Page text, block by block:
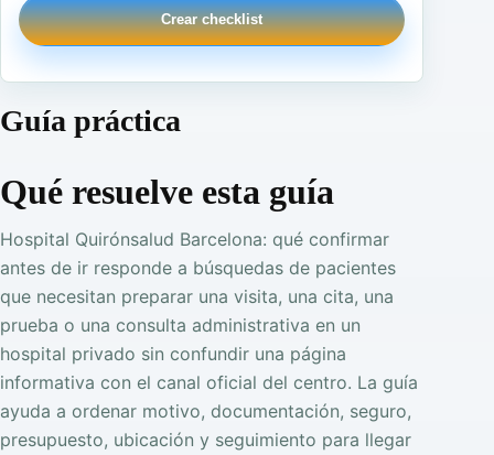
Crear checklist
Guía práctica
Qué resuelve esta guía
Hospital Quirónsalud Barcelona: qué confirmar
antes de ir responde a búsquedas de pacientes
que necesitan preparar una visita, una cita, una
prueba o una consulta administrativa en un
hospital privado sin confundir una página
informativa con el canal oficial del centro. La guía
ayuda a ordenar motivo, documentación, seguro,
presupuesto, ubicación y seguimiento para llegar